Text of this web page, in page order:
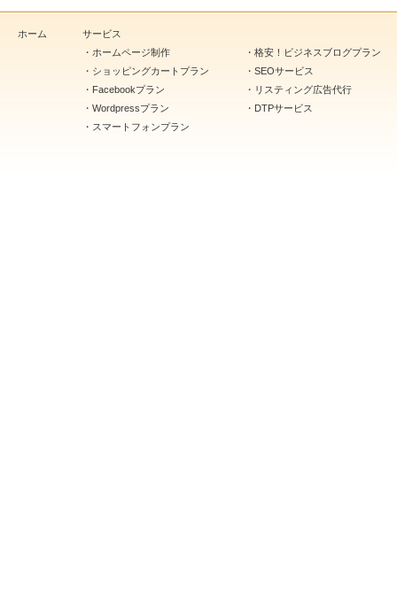
ホーム
サービス
・ ホームページ制作
・ ショッピングカートプラン
・ Facebookプラン
・ Wordpressプラン
・ スマートフォンプラン
・ 格安！ビジネスブログプラン
・ SEOサービス
・ リスティング広告代行
・ DTPサービス